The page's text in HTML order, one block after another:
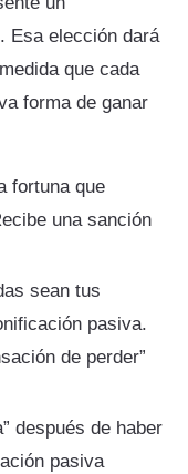
Esa elección dará
que cada
forma de ganar
fortuna que
una sanción
sean tus
pasiva.
de perder”
después de haber
pasiva